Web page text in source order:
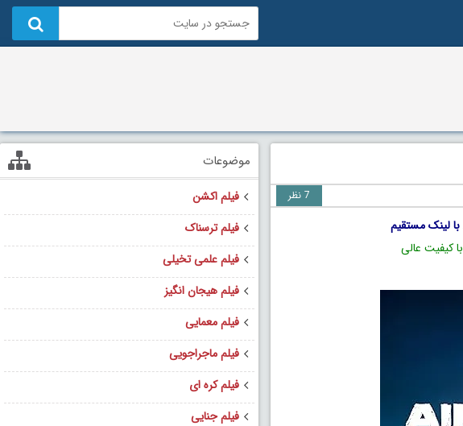
7 نظر
با کیفیت عالی
موضوعات
فیلم اکشن
فیلم ترسناک
فیلم علمی تخیلی
فیلم هیجان انگیز
فیلم معمایی
فیلم ماجراجویی
فیلم کره ای
فیلم جنایی